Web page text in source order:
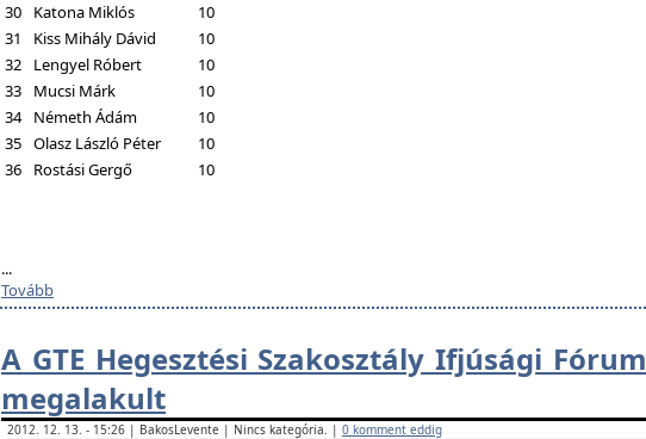
30
Katona Miklós
10
31
Kiss Mihály Dávid
10
32
Lengyel Róbert
10
33
Mucsi Márk
10
34
Németh Ádám
10
35 Olasz László Péter
10
36
Rostási Gergő 10
...
Tovább
A GTE Hegesztési Szakosztály Ifjúsági Fórum
megalakult
2012. 12. 13. - 15:26 | BakosLevente | Nincs kategória. | 0 komment eddig